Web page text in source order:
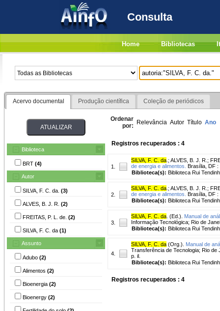
Consulta
Home Bibliotecas
Acervo documental Produção científica Coleção de periódicos
Biblioteca
BRT (4)
Autor
SILVA, F. C. da. (3)
ALVES, B. J. R. (2)
FREITAS, P. L. de. (2)
SILVA, F. C. da (1)
Assunto
Adubo (2)
Alimentos (2)
Bioenergia (2)
Bioenergy (2)
Ordenar
por: Relevância Autor Título Ano
Registros recuperados : 4
1.
SILVA, F. C. da ; ALVES, B. J. R. ;
de energia e alimentos. Brasília, DF :
Biblioteca(s): Biblioteca Rui
2.
SILVA, F. C. da ; ALVES, B. J. R. ;
de energia e alimentos. Brasília, DF :
Biblioteca(s): Biblioteca Rui
3.
SILVA, F. C. da . (Ed.).
Manual de
Informação Tecnológica; Rio de
Biblioteca(s): Biblioteca Rui
4.
SILVA, F. C. da (Org.).
Manual de
Transferência de Tecnologia; Rio de
p. il.
Biblioteca(s): Biblioteca Rui
Registros recuperados : 4